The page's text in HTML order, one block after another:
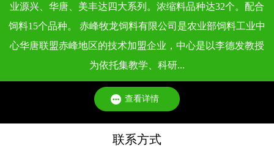
段和饲料用途···
业源兴、华唐、美丰达四大系列。浓缩料品种达32个。配合
饲料15个品种。 赤峰牧龙饲料有限公司是农业部饲料工业中
心华唐联盟赤峰地区的技术加盟企业，中心是以李德发教授
为依托集教学、科研...
查看详情
联系方式